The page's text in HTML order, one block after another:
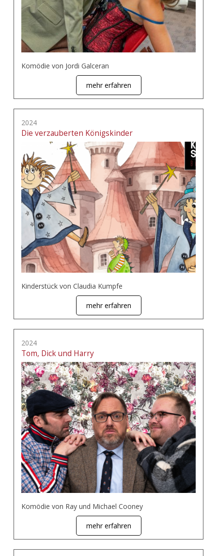
Komödie von Jordi Galceran
mehr erfahren
2024
Die verzauberten Königskinder
Kinderstück von Claudia Kumpfe
mehr erfahren
2024
Tom, Dick und Harry
Komödie von Ray und Michael Cooney
mehr erfahren